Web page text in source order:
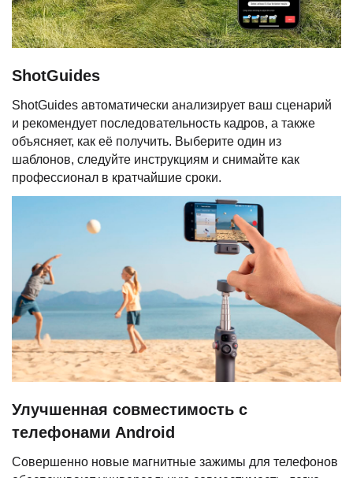
ShotGuides
ShotGuides автоматически анализирует ваш сценарий
и рекомендует последовательность кадров, а также
объясняет, как её получить. Выберите один из
шаблонов, следуйте инструкциям и снимайте как
профессионал в кратчайшие сроки.
Улучшенная совместимость с
телефонами Android
Совершенно новые магнитные зажимы для телефонов